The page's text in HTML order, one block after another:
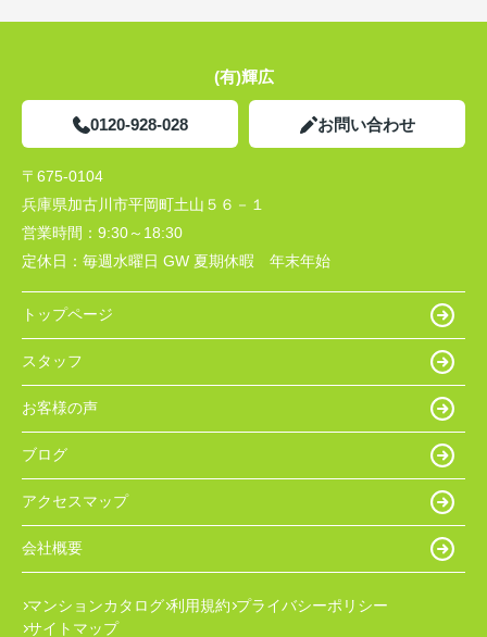
(有)輝広
0120-928-028 お問い合わせ
〒675-0104
兵庫県加古川市平岡町土山５６－１
営業時間： 9:30～18:30
定休日： 毎週水曜日 GW 夏期休暇 年末年始
トップページ
スタッフ
お客様の声
ブログ
アクセスマップ
会社概要
マンションカタログ 利用規約 プライバシーポリシー
サイトマップ